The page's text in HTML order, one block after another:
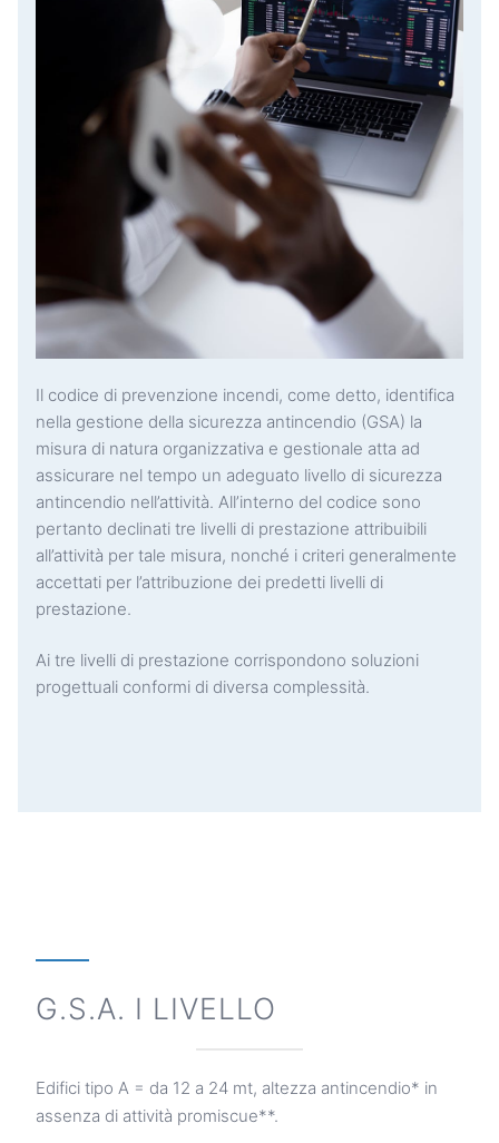
Il codice di prevenzione incendi, come detto, identifica
nella gestione della sicurezza antincendio (GSA) la
misura di natura organizzativa e gestionale atta ad
assicurare nel tempo un adeguato livello di sicurezza
antincendio nell’attività. All’interno del codice sono
pertanto declinati tre livelli di prestazione attribuibili
all’attività per tale misura, nonché i criteri generalmente
accettati per l’attribuzione dei predetti livelli di
prestazione.
Ai tre livelli di prestazione corrispondono soluzioni
progettuali conformi di diversa complessità.
G.S.A. I LIVELLO
Edifici tipo A = da 12 a 24 mt, altezza antincendio* in
assenza di attività promiscue**.